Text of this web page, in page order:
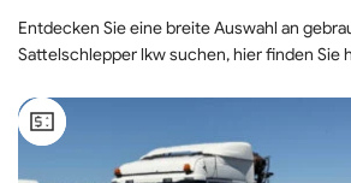
Entdecken Sie eine breite Auswahl an
Sattelschlepper lkw suchen, hier finden Sie